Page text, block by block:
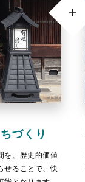
づくり
を、歴史的価値
せることで、快